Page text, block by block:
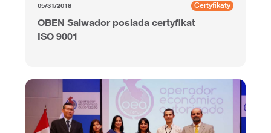
05/31/2018 Certyfikaty
OBEN Salwador posiada certyfikat
ISO 9001